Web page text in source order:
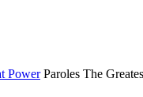
Power Paroles The